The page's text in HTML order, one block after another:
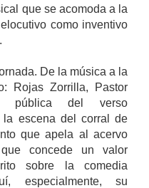
que se acomoda a la
como inventivo
De la música a la
Rojas Zorrilla, Pastor
pública del verso
la escena del corral de
que apela al acervo
concede un valor
sobre la comedia
especialmente, su